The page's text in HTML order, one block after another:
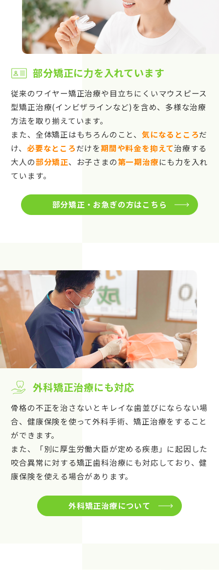
部分矯正に力を入れています
従来のワイヤー矯正治療や目立ちにくいマウスピース
型矯正治療(インビザラインなど)を含め、多様な治療
方法を取り揃えています。
また、全体矯正はもちろんのこと、 気になるところだ
け、 必要なところだけを期間や料金を抑えて治療する
大人の部分矯正、お子さまの第一期治療にも力を入れ
ています。
部分矯正・お急ぎの方はこちら
外科矯正治療にも対応
骨格の不正を治さないとキレイな歯並びにならない場
合、健康保険を使って外科手術、矯正治療をすること
ができます。
また、「別に厚生労働大臣が定める疾患」に起因した
咬合異常に対する矯正歯科治療にも対応しており、健
康保険を使える場合があります。
外科矯正治療について